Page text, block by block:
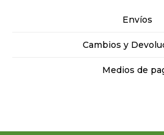
Envíos
Cambios y
Medios de